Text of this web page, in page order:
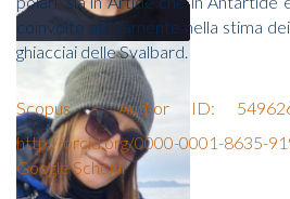
coinvolto attivamente nella stima
ghiacciai delle Svalbard.
Scopus - Author ID:
http://orcid.org/0000-0001-8635-
Google Scholar